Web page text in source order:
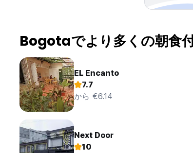
Bogotaでより多くの朝食
EL Encanto
7.7
から €6.14
Next Door
10